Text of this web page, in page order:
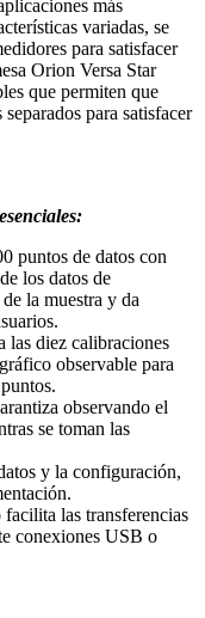
más
variadas, se
para satisfacer
Orion Versa Star
que permiten que
para satisfacer
puntos de datos con
los datos de
la muestra y da
las diez calibraciones
observable para
observando el
se toman las
y la configuración,
las transferencias
conexiones USB o